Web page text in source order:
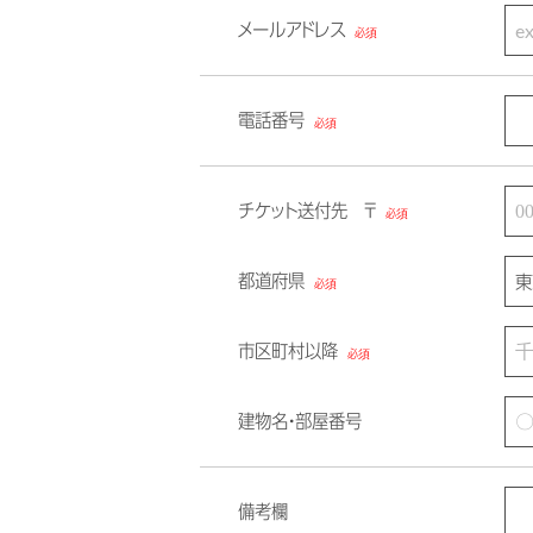
メールアドレス
電話番号
チケット送付先 〒
都道府県
市区町村以降
建物名・部屋番号
備考欄